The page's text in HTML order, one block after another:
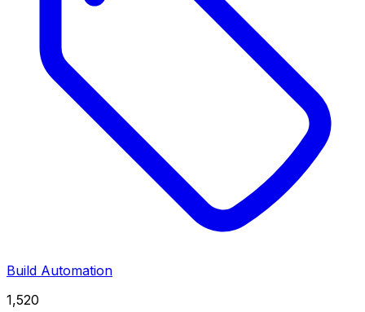
Build Automation
1,520